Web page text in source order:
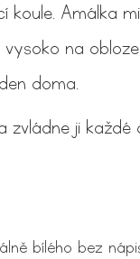
koule. Amálka
na
doma.
ji každé
bílého bez